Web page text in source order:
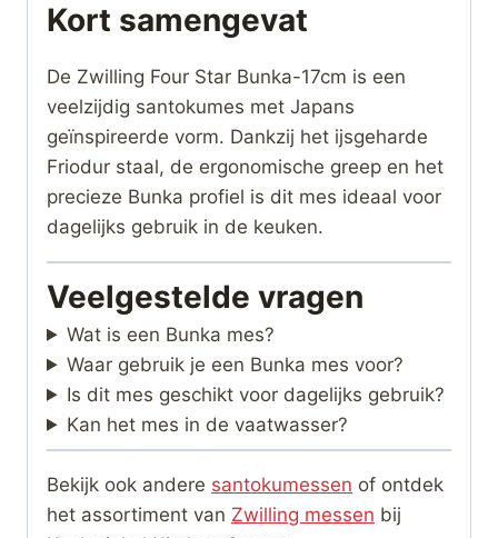
Kort samengevat
De Zwilling Four Star Bunka-17cm is een
veelzijdig santokumes met Japans
geïnspireerde vorm. Dankzij het ijsgeharde
Friodur staal, de ergonomische greep en het
precieze Bunka profiel is dit mes ideaal voor
dagelijks gebruik in de keuken.
Veelgestelde vragen
Wat is een Bunka mes?
Waar gebruik je een Bunka mes voor?
Is dit mes geschikt voor dagelijks gebruik?
Kan het mes in de vaatwasser?
Bekijk ook andere santokumessen of ontdek
het assortiment van Zwilling messen bij